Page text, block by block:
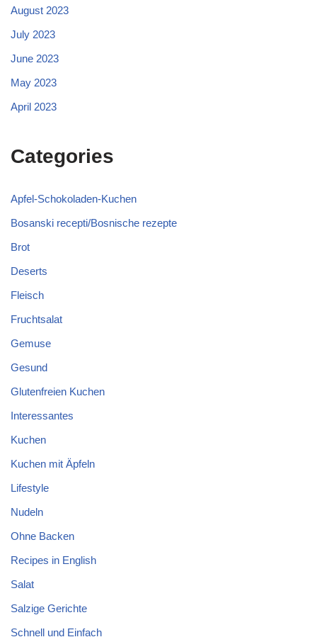
August 2023
July 2023
June 2023
May 2023
April 2023
Categories
Apfel-Schokoladen-Kuchen
Bosanski recepti/Bosnische rezepte
Brot
Deserts
Fleisch
Fruchtsalat
Gemuse
Gesund
Glutenfreien Kuchen
Interessantes
Kuchen
Kuchen mit Äpfeln
Lifestyle
Nudeln
Ohne Backen
Recipes in English
Salat
Salzige Gerichte
Schnell und Einfach